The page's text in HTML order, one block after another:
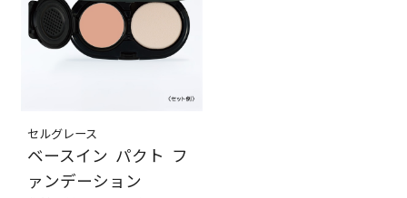
セルグレース
ベースイン パクト フ
ァンデーション